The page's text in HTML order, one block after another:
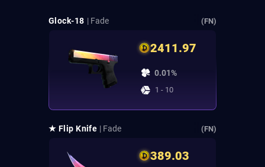
Glock-18 | Fade (FN)
2411.97
0.01%
1 - 10
★ Flip Knife | Fade (FN)
389.03